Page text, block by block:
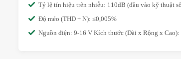
Tỷ lệ tín hiệu trên nhiễu: 110dB (đầu vào kỹ thuật
Độ méo (THD + N): ≤0,005%
Nguồn điện: 9-16 V Kích thước (Dài x Rộng x